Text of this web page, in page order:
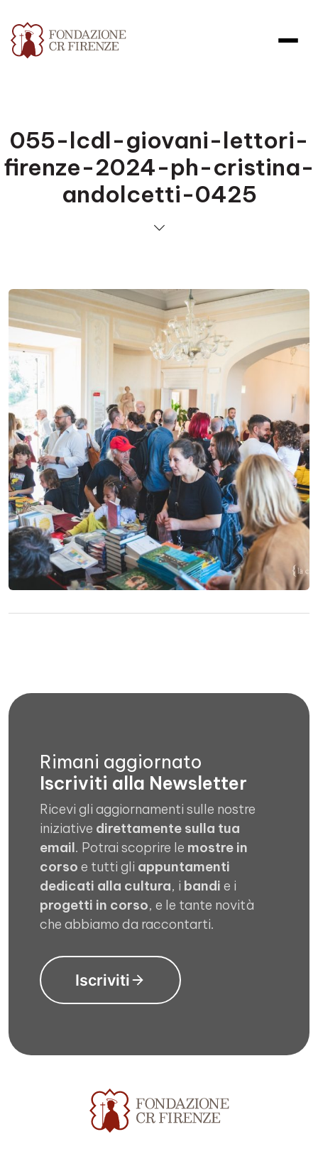
055-lcdl-giovani-lettori-
firenze-2024-ph-cristina-
andolcetti-0425
Rimani aggiornato
Iscriviti alla Newsletter
Ricevi gli aggiornamenti sulle nostre
iniziative direttamente sulla tua
email. Potrai scoprire le mostre in
corso e tutti gli appuntamenti
dedicati alla cultura, i bandi e i
progetti in corso, e le tante novità
che abbiamo da raccontarti.
Iscriviti